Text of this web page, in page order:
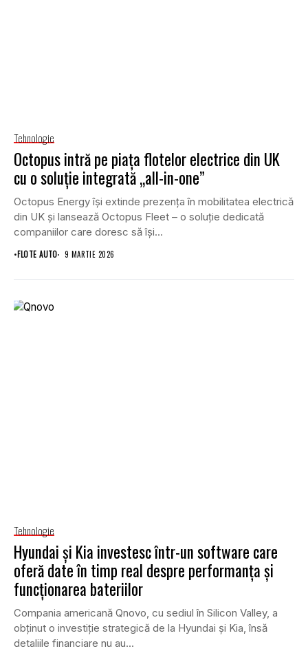
Tehnologie
Octopus intră pe piața flotelor electrice din UK
cu o soluție integrată „all-in-one”
Octopus Energy își extinde prezența în mobilitatea electrică
din UK și lansează Octopus Fleet – o soluție dedicată
companiilor care doresc să își...
•FLOTE AUTO 9 MARTIE 2026
Tehnologie
Hyundai și Kia investesc într-un software care
oferă date în timp real despre performanța și
funcționarea bateriilor
Compania americană Qnovo, cu sediul în Silicon Valley, a
obținut o investiție strategică de la Hyundai și Kia, însă
detaliile financiare nu au...